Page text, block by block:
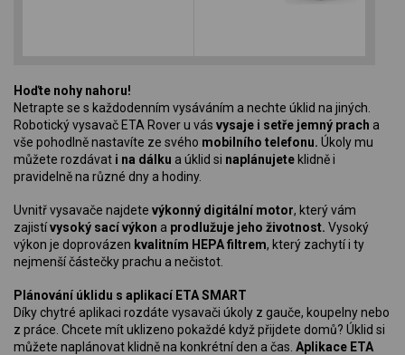
Hoďte nohy nahoru!
Netrapte se s každodenním vysáváním a nechte úklid na jiných.
Robotický vysavač ETA Rover u vás vysaje i setře jemný prach a
vše pohodlně nastavíte ze svého mobilního telefonu. Úkoly mu
můžete rozdávat i na dálku a úklid si naplánujeteklidně i
pravidelně na různé dny a hodiny.
Uvnitř vysavače najdete výkonný digitální motor, který vám
zajistívysoký sací výkon a prodlužuje jeho životnost. Vysoký
výkon je doprovázen kvalitním HEPA filtrem, který zachytí i ty
nejmenší částečky prachu a nečistot.
Plánování úklidu s aplikací ETA SMART
Díky chytré aplikaci rozdáte vysavači úkoly z gauče, koupelny nebo
z práce. Chcete mít uklizeno pokaždé když přijdete domů? Úklid si
můžete naplánovat klidně na konkrétní den a čas. Aplikace ETA